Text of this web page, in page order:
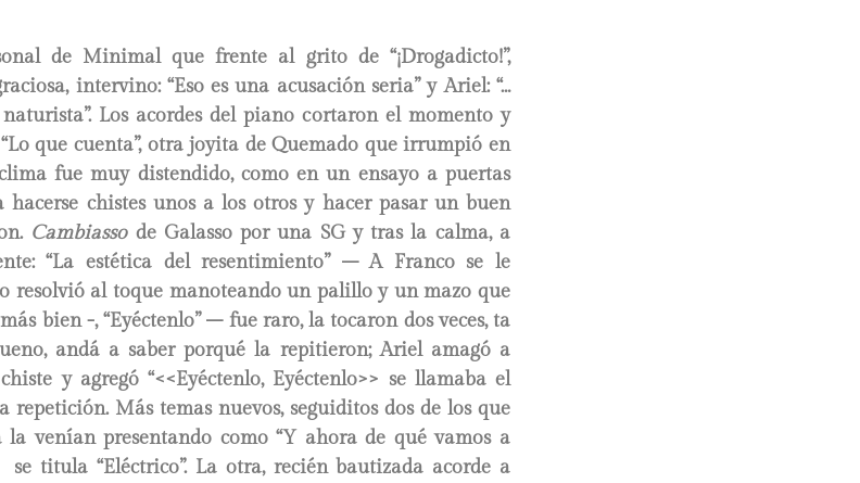
de Minimal que frente al grito de “¡Drogadicto!”,
intervino: “Eso es una acusación seria” y Ariel: “…
Los acordes del piano cortaron el momento y
que cuenta”, otra joyita de Quemado que irrumpió en
fue muy distendido, como en un ensayo a puertas
hacerse chistes unos a los otros y hacer pasar un buen
Cambiassode Galasso por una SG y tras la calma, a
“La estética del resentimiento” – A Franco se le
resolvió al toque manoteando un palillo y un mazo que
bien -, “Eyéctenlo” – fue raro, la tocaron dos veces, ta
andá a saber porqué la repitieron; Ariel amagó a
y agregó “<<Eyéctenlo, Eyéctenlo>> se llamaba el
repetición. Más temas nuevos, seguiditos dos de los que
venían presentando como “Y ahora de qué vamos a
se titula “Eléctrico”. La otra, recién bautizada acorde a